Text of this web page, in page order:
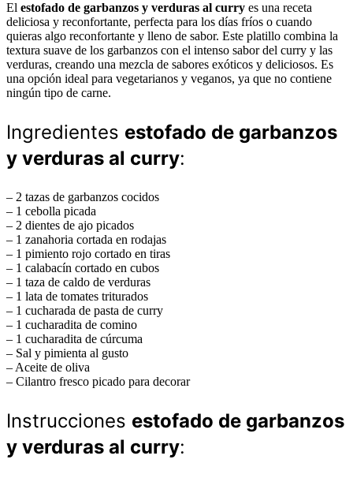
El estofado de garbanzos y verduras al curry es una receta
deliciosa y reconfortante, perfecta para los días fríos o cuando
quieras algo reconfortante y lleno de sabor. Este platillo combina la
textura suave de los garbanzos con el intenso sabor del curry y las
verduras, creando una mezcla de sabores exóticos y deliciosos. Es
una opción ideal para vegetarianos y veganos, ya que no contiene
ningún tipo de carne.
Ingredientes estofado de garbanzos
y verduras al curry:
– 2 tazas de garbanzos cocidos
– 1 cebolla picada
– 2 dientes de ajo picados
– 1 zanahoria cortada en rodajas
– 1 pimiento rojo cortado en tiras
– 1 calabacín cortado en cubos
– 1 taza de caldo de verduras
– 1 lata de tomates triturados
– 1 cucharada de pasta de curry
– 1 cucharadita de comino
– 1 cucharadita de cúrcuma
– Sal y pimienta al gusto
– Aceite de oliva
– Cilantro fresco picado para decorar
Instrucciones estofado de garbanzos
y verduras al curry: